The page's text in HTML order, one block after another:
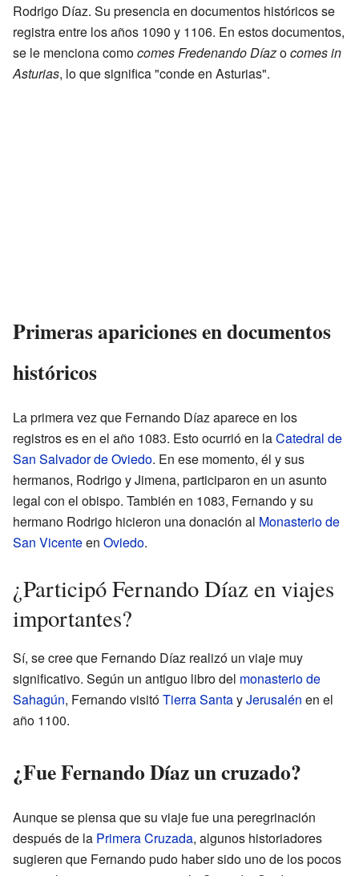
Rodrigo Díaz. Su presencia en documentos históricos se
registra entre los años 1090 y 1106. En estos documentos,
se le menciona comocomes Fredenando Díazocomes in
Asturias, lo que significa "conde en Asturias".
Primeras apariciones en documentos
históricos
La primera vez que Fernando Díaz aparece en los
registros es en el año 1083. Esto ocurrió en laCatedral de
San Salvador de Oviedo. En ese momento, él y sus
hermanos, Rodrigo y Jimena, participaron en un asunto
legal con el obispo. También en 1083, Fernando y su
hermano Rodrigo hicieron una donación al Monasterio de
San Vicenteen Oviedo.
¿Participó Fernando Díaz en viajes
importantes?
Sí, se cree que Fernando Díaz realizó un viaje muy
significativo. Según un antiguo libro del monasterio de
Sahagún, Fernando visitóTierra SantayJerusalén en el
año 1100.
¿Fue Fernando Díaz un cruzado?
Aunque se piensa que su viaje fue una peregrinación
después de la Primera Cruzada, algunos historiadores
sugieren que Fernando pudo haber sido uno de los pocos